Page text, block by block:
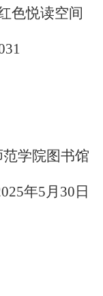
色悦读空间
学院图书馆
年5月30日